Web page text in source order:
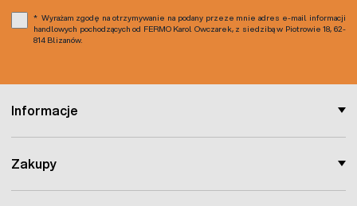
Informacje
Zakupy
Wyrażam zgodę na otrzymywanie na podany przeze mnie adres e-mail informacji
handlowych pochodzących od FERMO Karol Owczarek, z siedzibą w Piotrowie 18, 62-
814 Blizanów.